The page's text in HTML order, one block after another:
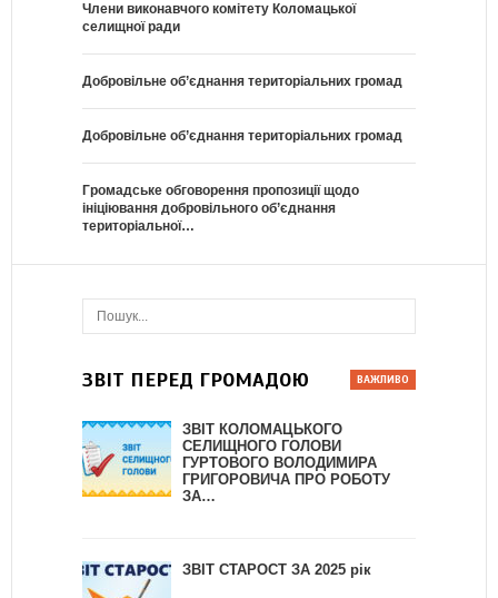
Члени виконавчого комітету Коломацької
селищної ради
Добровільне об’єднання територіальних громад
Добровільне об’єднання територіальних громад
Громадське обговорення пропозиції щодо
ініціювання добровільного об’єднання
територіальної…
ЗВІТ ПЕРЕД ГРОМАДОЮ
ЗВІТ КОЛОМАЦЬКОГО
СЕЛИЩНОГО ГОЛОВИ
ГУРТОВОГО ВОЛОДИМИРА
ГРИГОРОВИЧА ПРО РОБОТУ
ЗА…
ЗВІТ СТАРОСТ ЗА 2025 рік